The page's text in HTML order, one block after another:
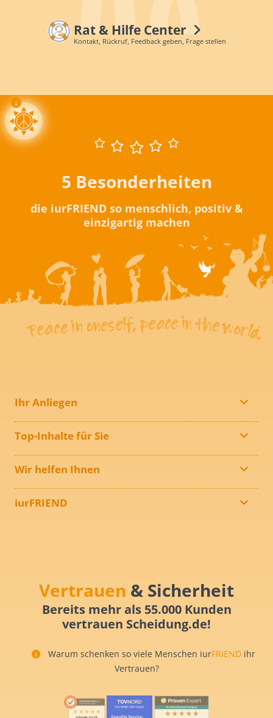
Rat & Hilfe Center
Kontakt, Rückruf, Feedback geben, Frage stellen
5 Besonderheiten
die iurFRIEND so menschlich, positiv &
einzigartig machen
Ihr Anliegen
Top-Inhalte für Sie
Wir helfen Ihnen
iurFRIEND
Vertrauen & Sicherheit
Bereits mehr als 55.000 Kunden
vertrauen Scheidung.de!
Warum schenken so viele Menschen iurFRIEND ihr
Vertrauen?